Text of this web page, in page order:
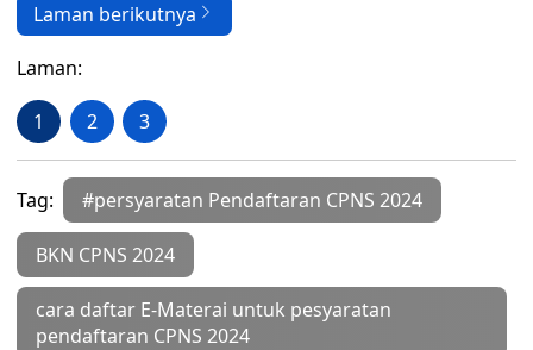
Laman berikutnya
Laman:
1 2 3
Tag: #persyaratan Pendaftaran CPNS 2024
BKN CPNS 2024
cara daftar E-Materai untuk pesyaratan
pendaftaran CPNS 2024